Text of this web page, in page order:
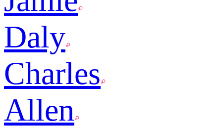
Daly
Charles
Allen